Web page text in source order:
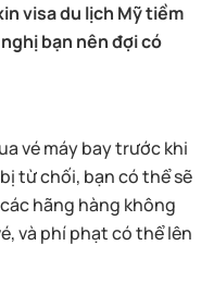
visa du lịch Mỹ tiềm
bạn nên đợi có
vé máy bay trước khi
từ chối, bạn có thể sẽ
hãng hàng không
và phí phạt có thể lên